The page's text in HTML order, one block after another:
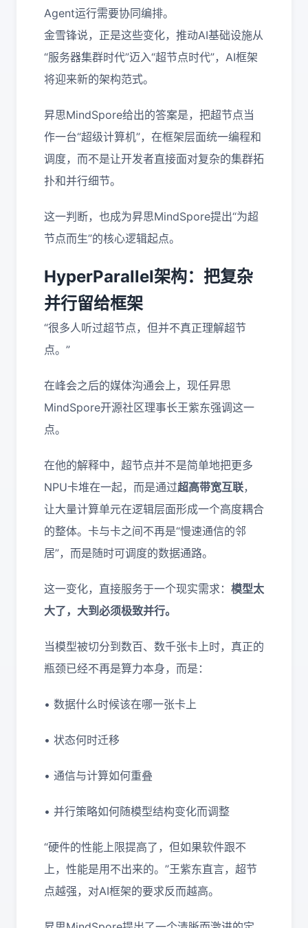
Agent运行需要协同编排。
金雪锋说，正是这些变化，推动AI基础设施从
“服务器集群时代”迈入“超节点时代”，AI框架
将迎来新的架构范式。
昇思MindSpore给出的答案是，把超节点当
作一台“超级计算机”，在框架层面统一编程和
调度，而不是让开发者直接面对复杂的集群拓
扑和并行细节。
这一判断，也成为昇思MindSpore提出“为超
节点而生”的核心逻辑起点。
HyperParallel架构：把复杂
并行留给框架
“很多人听过超节点，但并不真正理解超节
点。”
在峰会之后的媒体沟通会上，现任昇思
MindSpore开源社区理事长王紫东强调这一
点。
在他的解释中，超节点并不是简单地把更多
NPU卡堆在一起，而是通过超高带宽互联，
让大量计算单元在逻辑层面形成一个高度耦合
的整体。卡与卡之间不再是“慢速通信的邻
居”，而是随时可调度的数据通路。
这一变化，直接服务于一个现实需求： 模型太
大了，大到必须极致并行。
当模型被切分到数百、数千张卡上时，真正的
瓶颈已经不再是算力本身，而是：
• 数据什么时候该在哪一张卡上
• 状态何时迁移
• 通信与计算如何重叠
• 并行策略如何随模型结构变化而调整
“硬件的性能上限提高了，但如果软件跟不
上，性能是用不出来的。”王紫东直言，超节
点越强，对AI框架的要求反而越高。